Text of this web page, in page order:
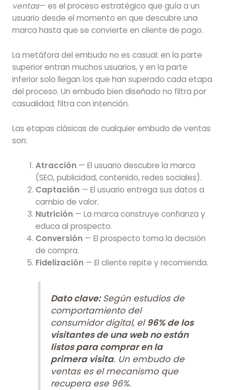
ventas— es el proceso estratégico que guía a un
usuario desde el momento en que descubre una
marca hasta que se convierte en cliente de pago.
La metáfora del embudo no es casual: en la parte
superior entran muchos usuarios, y en la parte
inferior solo llegan los que han superado cada etapa
del proceso. Un embudo bien diseñado no filtra por
casualidad; filtra con intención.
Las etapas clásicas de cualquier embudo de ventas
son:
Atracción — El usuario descubre la marca
(SEO, publicidad, contenido, redes sociales).
Captación — El usuario entrega sus datos a
cambio de valor.
Nutrición — La marca construye confianza y
educa al prospecto.
Conversión — El prospecto toma la decisión
de compra.
Fidelización — El cliente repite y recomienda.
Dato clave:Según estudios de
comportamiento del
consumidor digital, el 96% de los
visitantes de una web no están
listos para comprar en la
primera visita. Un embudo de
ventas es el mecanismo que
recupera ese 96%.